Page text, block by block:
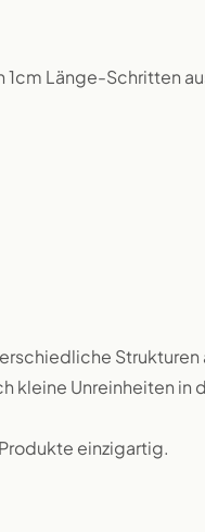
1cm Länge-Schritten
Strukturen
kleine Unreinheiten in
einzigartig.